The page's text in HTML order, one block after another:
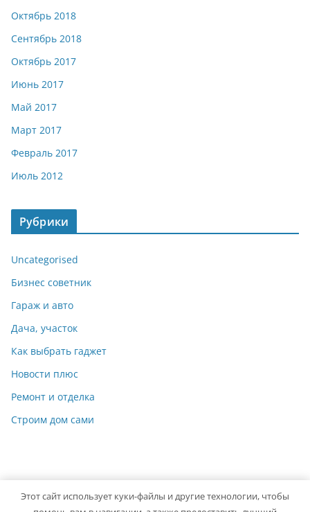
Октябрь 2018
Сентябрь 2018
Октябрь 2017
Июнь 2017
Май 2017
Март 2017
Февраль 2017
Июль 2012
Рубрики
Uncategorised
Бизнес советник
Гараж и авто
Дача, участок
Как выбрать гаджет
Новости плюс
Ремонт и отделка
Строим дом сами
Copyright © 2026 Мастер на Все Руки. Powered byColorMag
Этот сайт использует куки-файлы и другие технологии, чтобы